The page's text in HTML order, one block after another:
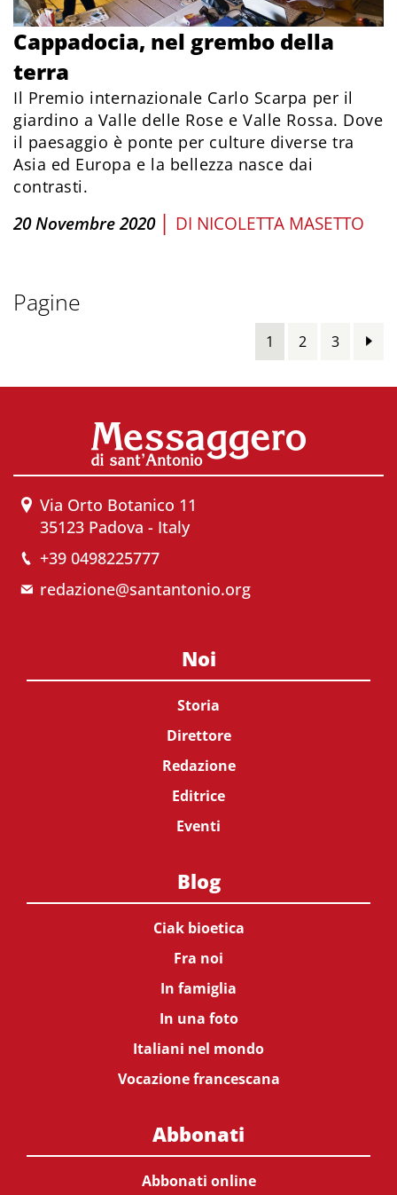
Cappadocia, nel grembo della
terra
Il Premio internazionale Carlo Scarpa per il
giardino a Valle delle Rose e Valle Rossa. Dove
il paesaggio è ponte per culture diverse tra
Asia ed Europa e la bellezza nasce dai
contrasti.
20 Novembre 2020 | DI NICOLETTA MASETTO
Pagine
1 2 3
Via Orto Botanico 11
35123 Padova - Italy
+39 0498225777
redazione@santantonio.org
Noi
Storia
Direttore
Redazione
Editrice
Eventi
Blog
Ciak bioetica
Fra noi
In famiglia
In una foto
Italiani nel mondo
Vocazione francescana
Abbonati
Abbonati online